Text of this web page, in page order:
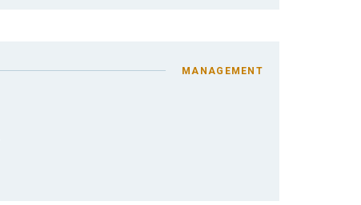
MANAGEMENT